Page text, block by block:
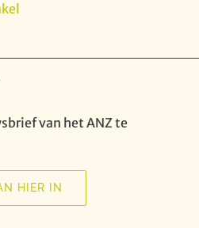
van het ANZ te
HIER IN